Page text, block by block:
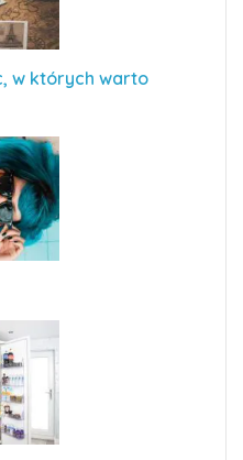
w których warto